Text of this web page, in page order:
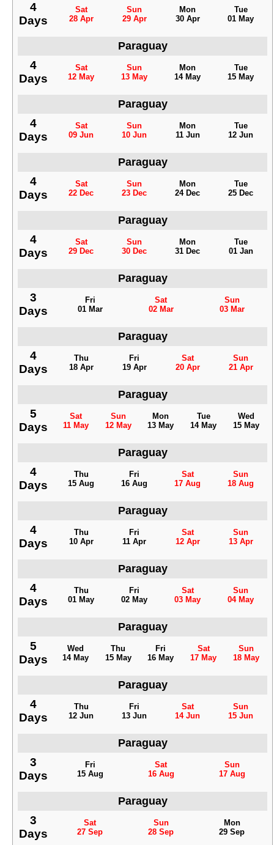
4
Days
Sat
28 Apr
Sun
29 Apr
Mon
30 Apr
Tue
01 May
Paraguay
4
Days
Sat
12 May
Sun
13 May
Mon
14 May
Tue
15 May
Paraguay
4
Days
Sat
09 Jun
Sun
10 Jun
Mon
11 Jun
Tue
12 Jun
Paraguay
4
Days
Sat
22 Dec
Sun
23 Dec
Mon
24 Dec
Tue
25 Dec
Paraguay
4
Days
Sat
29 Dec
Sun
30 Dec
Mon
31 Dec
Tue
01 Jan
Paraguay
3
Days
Fri
01 Mar
Sat
02 Mar
Sun
03 Mar
Paraguay
4
Days
Thu
18 Apr
Fri
19 Apr
Sat
20 Apr
Sun
21 Apr
Paraguay
5
Days
Sat
11 May
Sun
12 May
Mon
13 May
Tue
14 May
Wed
15 May
Paraguay
4
Days
Thu
15 Aug
Fri
16 Aug
Sat
17 Aug
Sun
18 Aug
Paraguay
4
Days
Thu
10 Apr
Fri
11 Apr
Sat
12 Apr
Sun
13 Apr
Paraguay
4
Days
Thu
01 May
Fri
02 May
Sat
03 May
Sun
04 May
Paraguay
5
Days
Wed
14 May
Thu
15 May
Fri
16 May
Sat
17 May
Sun
18 May
Paraguay
4
Days
Thu
12 Jun
Fri
13 Jun
Sat
14 Jun
Sun
15 Jun
Paraguay
3
Days
Fri
15 Aug
Sat
16 Aug
Sun
17 Aug
Paraguay
3
Days
Sat
27 Sep
Sun
28 Sep
Mon
29 Sep